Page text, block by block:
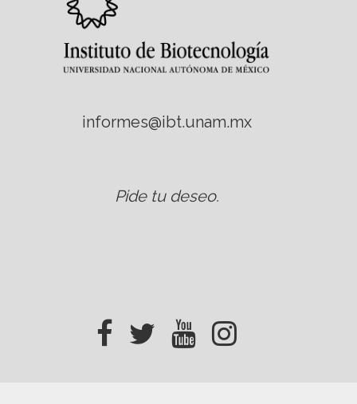
informes@ibt.unam.mx
Pide tu deseo.